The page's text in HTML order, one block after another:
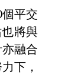
平交
將與
融合
下，